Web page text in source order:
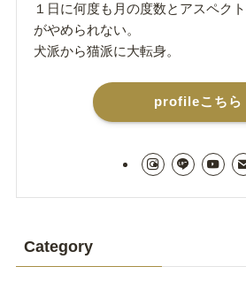
１日に何度も月の度数とアスペク
がやめられない。
犬派から猫派に大転身。
profileこちら
Category